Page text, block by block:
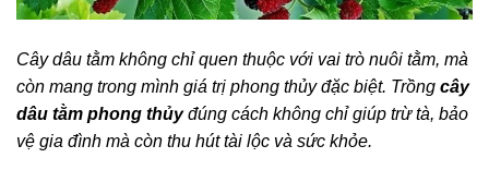
Cây dâu tằm không chỉ quen thuộc với vai trò nuôi tằm, mà
còn mang trong mình giá trị phong thủy đặc biệt. Trồng cây
dâu tằm phong thủyđúng cách không chỉ giúp trừ tà, bảo
vệ gia đình mà còn thu hút tài lộc và sức khỏe.